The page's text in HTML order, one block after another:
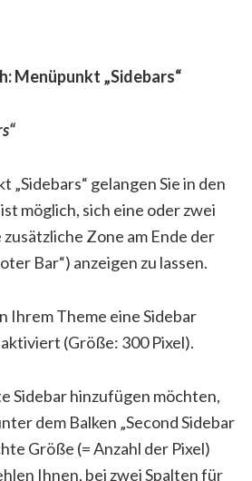
Menüpunkt „Sidebars“
„Sidebars“ gelangen Sie in den
möglich, sich eine oder zwei
Zone am Ende der
Bar“) anzeigen zu lassen.
Ihrem Theme eine Sidebar
(Größe: 300 Pixel).
Sidebar hinzufügen möchten,
dem Balken „Second Sidebar
Größe (= Anzahl der Pixel)
Ihnen, bei zwei Spalten für